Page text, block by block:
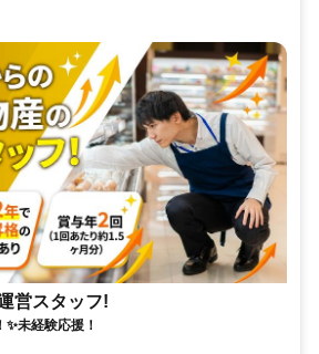
営スタッフ!
未経験応援！